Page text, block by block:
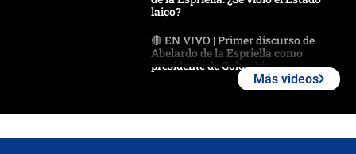
laico?
🔴 EN VIVO | Primer discurso de
Abelardo de la Espriella como
presidente de Colombia
Más videos